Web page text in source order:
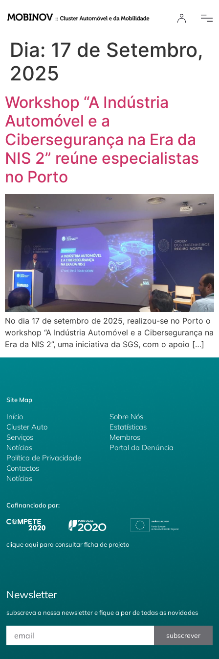
Dia: 17 de Setembro,
2025
Workshop “A Indústria
Automóvel e a
Cibersegurança na Era da
NIS 2” reúne especialistas
no Porto
No dia 17 de setembro de 2025, realizou-se no Porto o
workshop “A Indústria Automóvel e a Cibersegurança na
Era da NIS 2”, uma iniciativa da SGS, com o apoio […]
Site Map
Início
Cluster Auto
Serviços
Sobre Nós
Estatísticas
Membros
Notícias
Política de Privacidade
Portal da Denúncia
Contactos
Notícias
Cofinanciado por:
cliqueaqui para consultar ficha de projeto
Newsletter
subscreva a nossa newsletter e fique a par de todas as novidades
subscrever